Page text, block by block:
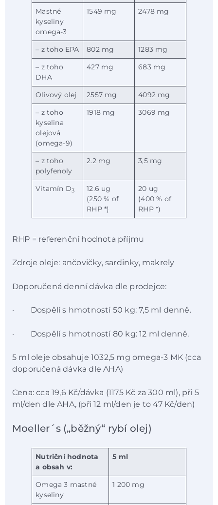
Mastné
kyseliny
omega-3
1549 mg 2478 mg
– z toho EPA 802 mg
1283 mg
– z toho
DHA
427 mg 683 mg
Olivový olej 2557 mg
4092 mg
– z toho
kyselina
olejová
(omega-9)
1918 mg 3069 mg
– z toho
polyfenoly
2.2 mg 3,5 mg
Vitamín D3
12.6 ug
(250 % of
RHP *)
20 ug
(400 % of
RHP *)
RHP = referenční hodnota příjmu
Zdroje oleje: ančovičky, sardinky, makrely
Doporučená denní dávka dle prodejce:
· Dospělí s hmotností 50 kg: 7,5 ml denně.
· Dospělí s hmotností 80 kg: 12 ml denně.
5 ml oleje obsahuje 1032,5 mg omega-3 MK (cca
doporučená dávka dle AHA)
Cena: cca 19,6 Kč/dávka (1175 Kč za 300 ml), při 5
ml/den dle AHA, (při 12 ml/den je to 47 Kč/den)
Moeller´s („běžný“ rybí olej)
Nutriční hodnota
a obsah v:
5 ml
Omega 3 mastné
kyseliny
1 200 mg